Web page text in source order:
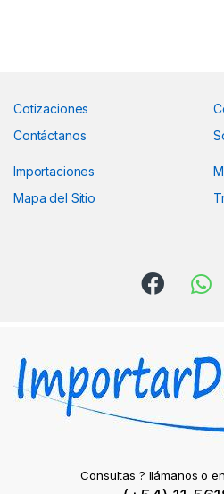
Cotizaciones
Contáctanos
Importaciones
Mapa del Sitio
Consultas ? llámanos o